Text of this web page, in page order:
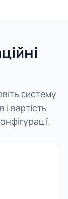
систему
і вартість